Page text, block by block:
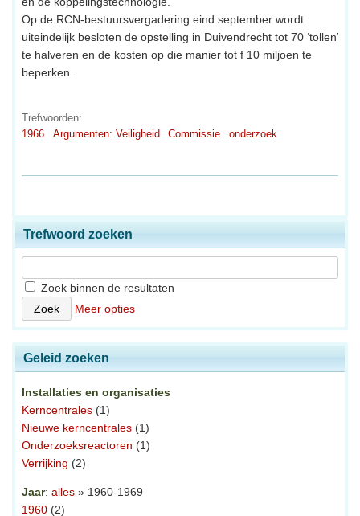
Op de RCN-bestuursvergadering eind september wordt
uiteindelijk besloten de opstelling in Duivendrecht tot 70 ‘tollen’
te halveren en de kosten op die manier tot f 10 miljoen te
beperken.
Trefwoorden:
1966
Argumenten: Veiligheid Commissie onderzoek
Trefwoord zoeken
Zoek binnen de resultaten
Meer opties
Geleid zoeken
Installaties en organisaties
Kerncentrales (1)
Nieuwe kerncentrales (1)
Onderzoeksreactoren (1)
Verrijking (2)
Jaar: alles » 1960-1969
1960 (2)